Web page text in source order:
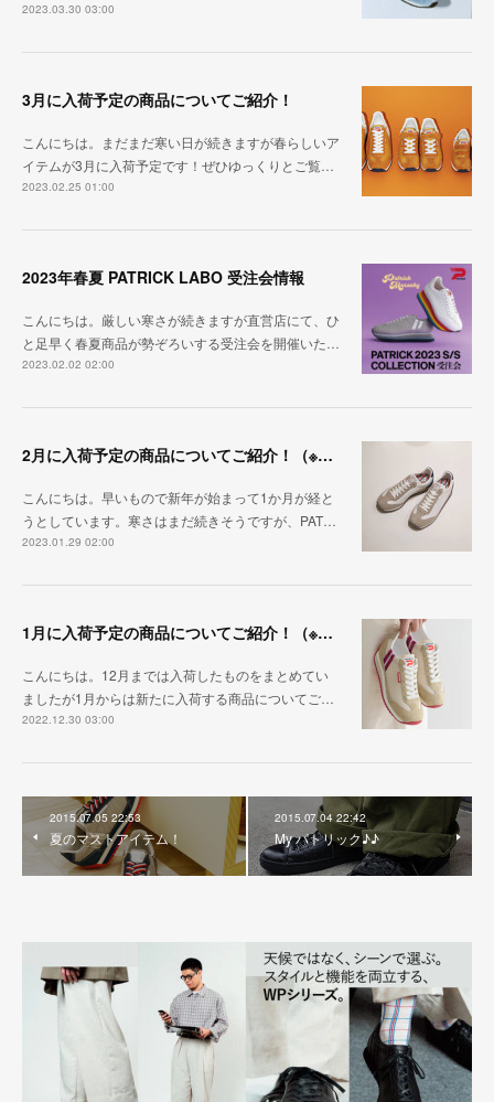
2023.03.30 03:00
3月に入荷予定の商品についてご紹介！
こんにちは。まだまだ寒い日が続きますが春らしいア
イテムが3月に入荷予定です！ぜひゆっくりとご覧…
2023.02.25 01:00
2023年春夏 PATRICK LABO 受注会情報
こんにちは。厳しい寒さが続きますが直営店にて、ひ
と足早く春夏商品が勢ぞろいする受注会を開催いた…
2023.02.02 02:00
2月に入荷予定の商品についてご紹介！（※2/20更新）
こんにちは。早いもので新年が始まって1か月が経と
うとしています。寒さはまだ続きそうですが、PAT…
2023.01.29 02:00
1月に入荷予定の商品についてご紹介！（※1/26更新）
こんにちは。12月までは入荷したものをまとめてい
ましたが1月からは新たに入荷する商品についてご…
2022.12.30 03:00
2015.07.05 22:53
夏のマストアイテム！
2015.07.04 22:42
My パトリック♪♪